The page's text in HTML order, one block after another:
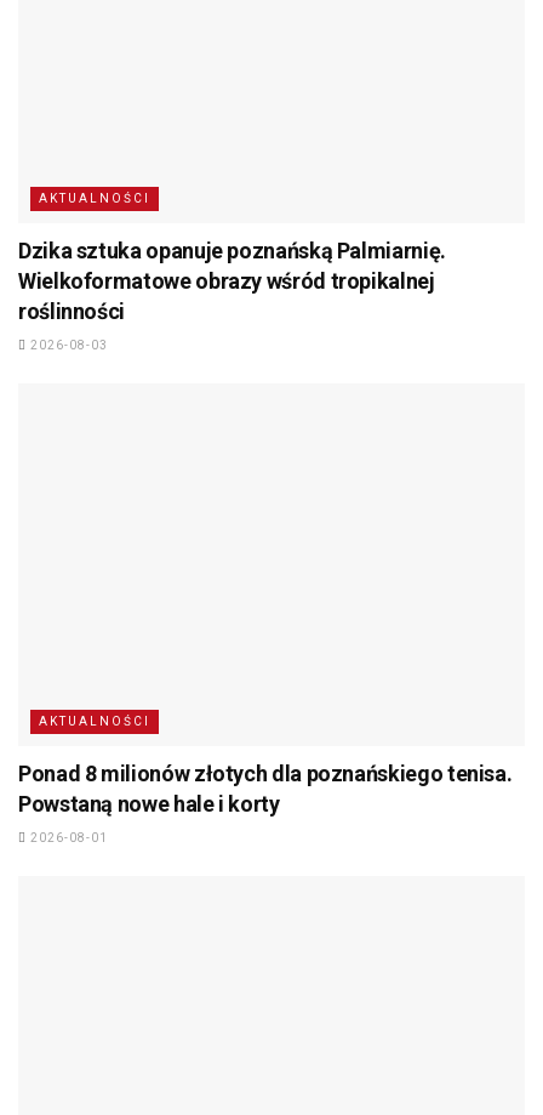
AKTUALNOŚCI
Dzika sztuka opanuje poznańską Palmiarnię.
Wielkoformatowe obrazy wśród tropikalnej
roślinności
2026-08-03
AKTUALNOŚCI
Ponad 8 milionów złotych dla poznańskiego tenisa.
Powstaną nowe hale i korty
2026-08-01